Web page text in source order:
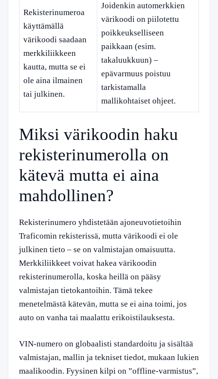
Rekisterinumeroa
käyttämällä
värikoodi saadaan
merkkiliikkeen
kautta, mutta se ei
ole aina ilmainen
tai julkinen.
Joidenkin automerkkien
värikoodi on piilotettu
poikkeukselliseen
paikkaan (esim.
takaluukkuun) –
epävarmuus poistuu
tarkistamalla
mallikohtaiset ohjeet.
Miksi värikoodin haku
rekisterinumerolla on
kätevä mutta ei aina
mahdollinen?
Rekisterinumero yhdistetään ajoneuvotietoihin
Traficomin rekisterissä, mutta värikoodi ei ole
julkinen tieto – se on valmistajan omaisuutta.
Merkkiliikkeet voivat hakea värikoodin
rekisterinumerolla, koska heillä on pääsy
valmistajan tietokantoihin. Tämä tekee
menetelmästä kätevän, mutta se ei aina toimi, jos
auto on vanha tai maalattu erikoistilauksesta.
VIN-numero on globaalisti standardoitu ja sisältää
valmistajan, mallin ja tekniset tiedot, mukaan lukien
maalikoodin. Fyysinen kilpi on ”offline-varmistus”,